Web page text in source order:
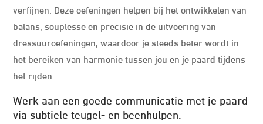
verfijnen. Deze oefeningen helpen bij het ontwikkelen van
balans, souplesse en precisie in de uitvoering van
dressuuroefeningen, waardoor je steeds beter wordt in
het bereiken van harmonie tussen jou en je paard tijdens
het rijden.
Werk aan een goede communicatie met je paard
via subtiele teugel- en beenhulpen.